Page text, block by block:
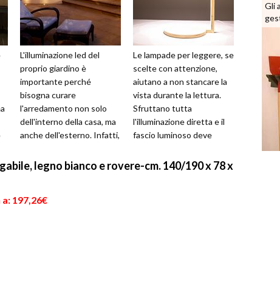
L'illuminazione led del
proprio giardino è
importante perché
bisogna curare
l'arredamento non solo
dell'interno della casa, ma
anche dell'esterno. Infatti,
e proprio progett...
Le lampade per leggere, se
scelte con attenzione,
aiutano a non stancare la
vista durante la lettura.
Sfruttano tutta
l'illuminazione diretta e il
fascio luminoso deve
sull'o...
legno bianco e rovere-cm. 140/190 x 78 x
197,26€
Gli